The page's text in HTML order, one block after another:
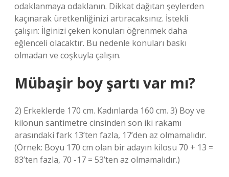
odaklanmaya odaklanın. Dikkat dağıtan şeylerden
kaçınarak üretkenliğinizi artıracaksınız. İstekli
çalışın: İlginizi çeken konuları öğrenmek daha
eğlenceli olacaktır. Bu nedenle konuları baskı
olmadan ve coşkuyla çalışın.
Mübaşir boy şartı var mı?
2) Erkeklerde 170 cm. Kadınlarda 160 cm. 3) Boy ve
kilonun santimetre cinsinden son iki rakamı
arasındaki fark 13’ten fazla, 17’den az olmamalıdır.
(Örnek: Boyu 170 cm olan bir adayın kilosu 70 + 13 =
83’ten fazla, 70 -17 = 53’ten az olmamalıdır.)